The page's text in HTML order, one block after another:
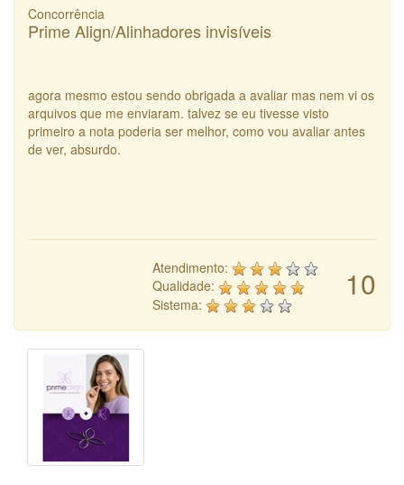
Concorrência
Prime Align/Alinhadores invisíveis
agora mesmo estou sendo obrigada a avaliar mas nem vi os
arquivos que me enviaram. talvez se eu tivesse visto
primeiro a nota poderia ser melhor, como vou avaliar antes
de ver, absurdo.
10
Atendimento:
Qualidade:
Sistema: